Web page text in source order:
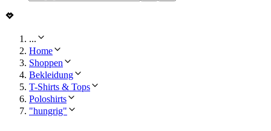
...
Home
Shoppen
Bekleidung
T-Shirts & Tops
Poloshirts
"hungrig"